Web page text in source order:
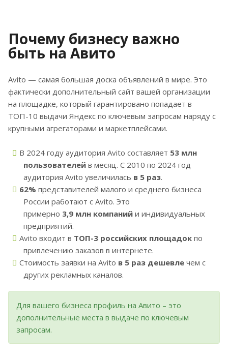
Почему бизнесу важно
быть на Авито
Avito — самая большая доска объявлений в мире. Это
фактически дополнительный сайт вашей организации
на площадке, который гарантировано попадает в
ТОП-10 выдачи Яндекс по ключевым запросам наряду с
крупными агрегаторами и маркетплейсами.
В 2024 году аудитория Avito составляет 53 млн
пользователей в месяц. С 2010 по 2024 год
аудитория Avito увеличилась в 5 раз.
62% представителей малого и среднего бизнеса
России работают с Avito. Это
примерно 3,9 млн компаний и индивидуальных
предприятий.
Avito входит в ТОП-3 российских площадок по
привлечению заказов в интернете.
Стоимость заявки на Avito в 5 раз дешевле чем с
других рекламных каналов.
Для вашего бизнеса профиль на Авито – это
дополнительные места в выдаче по ключевым
запросам.